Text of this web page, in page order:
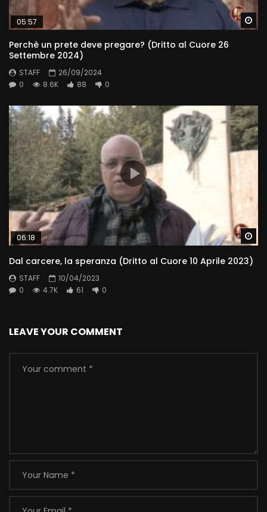
05:57
Perchè un prete deve pregare? (Dritto al Cuore 26
Settembre 2024)
STAFF
26/09/2024
0
8.6K 88 0
06:18
Dal carcere, la speranza (Dritto al Cuore 10 Aprile 2023)
STAFF
10/04/2023
0
4.7K 61 0
LEAVE YOUR COMMENT